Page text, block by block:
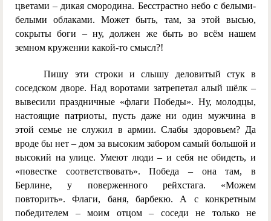
цветами – дикая смородина. Бесстрастно небо с белыми-
белыми облаками. Может быть, там, за этой высью,
сокрыты боги – ну, должен же быть во всём нашем
земном кружении какой-то смысл?!
Пишу эти строки и слышу деловитый стук в
соседском дворе. Над воротами затрепетал алый шёлк –
вывесили праздничные «флаги Победы». Ну, молодцы,
настоящие патриоты, пусть даже ни один мужчина в
этой семье не служил в армии. Слабы здоровьем? Да
вроде бы нет – дом за высоким забором самый большой и
высокий на улице. Умеют люди – и себя не обидеть, и
«повестке соответствовать». Победа – она там, в
Берлине, у поверженного рейхстага. «Можем
повторить». Флаги, баня, барбекю. А с конкретным
победителем – моим отцом – соседи не только не